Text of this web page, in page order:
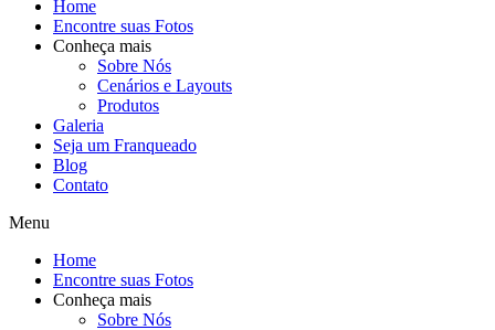
Home
Encontre suas Fotos
Conheça mais
Sobre Nós
Cenários e Layouts
Produtos
Galeria
Seja um Franqueado
Blog
Contato
Menu
Home
Encontre suas Fotos
Conheça mais
Sobre Nós